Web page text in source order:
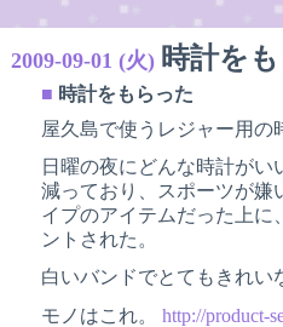
2009-09-01 (火) 時計を
■ 時計をもらった
屋久島で使うレジャー用の
日曜の夜にどんな時計が
減っており、スポーツが嫌
イプのアイテムだった上に
ントされた。
白いバンドでとてもきれい
モノはこれ。http://product-